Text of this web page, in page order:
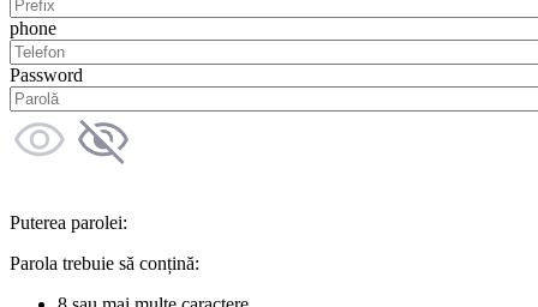
phone
Password
Puterea parolei:
Parola trebuie să conțină: